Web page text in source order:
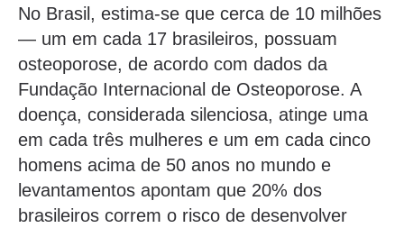
No Brasil, estima-se que cerca de 10 milhões
— um em cada 17 brasileiros, possuam
osteoporose, de acordo com dados da
Fundação Internacional de Osteoporose. A
doença, considerada silenciosa, atinge uma
em cada três mulheres e um em cada cinco
homens acima de 50 anos no mundo e
levantamentos apontam que 20% dos
brasileiros correm o risco de desenvolver